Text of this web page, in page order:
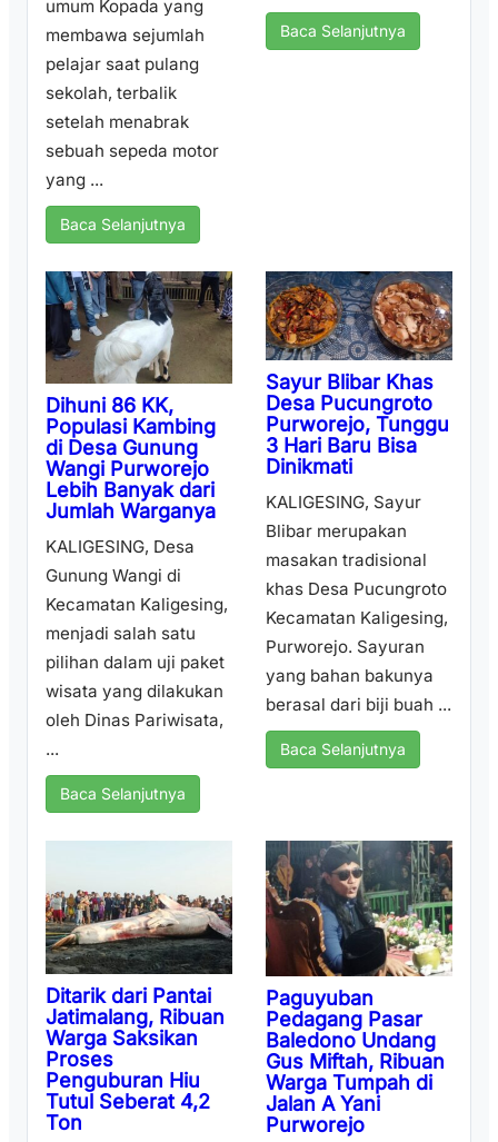
umum Kopada yang
membawa sejumlah
pelajar saat pulang
sekolah, terbalik
setelah menabrak
sebuah sepeda motor
yang ...
Baca Selanjutnya
Baca Selanjutnya
Dihuni 86 KK,
Populasi Kambing
di Desa Gunung
Wangi Purworejo
Lebih Banyak dari
Jumlah Warganya
KALIGESING, Desa
Gunung Wangi di
Kecamatan Kaligesing,
menjadi salah satu
pilihan dalam uji paket
wisata yang dilakukan
oleh Dinas Pariwisata,
...
Baca Selanjutnya
Sayur Blibar Khas
Desa Pucungroto
Purworejo, Tunggu
3 Hari Baru Bisa
Dinikmati
KALIGESING, Sayur
Blibar merupakan
masakan tradisional
khas Desa Pucungroto
Kecamatan Kaligesing,
Purworejo. Sayuran
yang bahan bakunya
berasal dari biji buah ...
Baca Selanjutnya
Ditarik dari Pantai
Jatimalang, Ribuan
Warga Saksikan
Proses
Penguburan Hiu
Tutul Seberat 4,2
Ton
Paguyuban
Pedagang Pasar
Baledono Undang
Gus Miftah, Ribuan
Warga Tumpah di
Jalan A Yani
Purworejo